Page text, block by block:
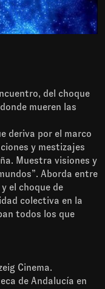
del choque
mueren las
deriva por el marco
y mestizajes
Muestra visiones y
Aborda entre
el choque de
colectiva en la
todos los que
Cinema.
de Andalucía en